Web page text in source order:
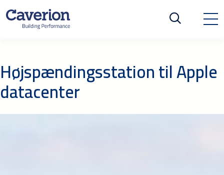
Højspændingsstation til Apple
datacenter